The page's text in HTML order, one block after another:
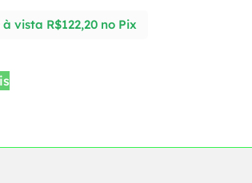
à vista R$122,20 no Pix